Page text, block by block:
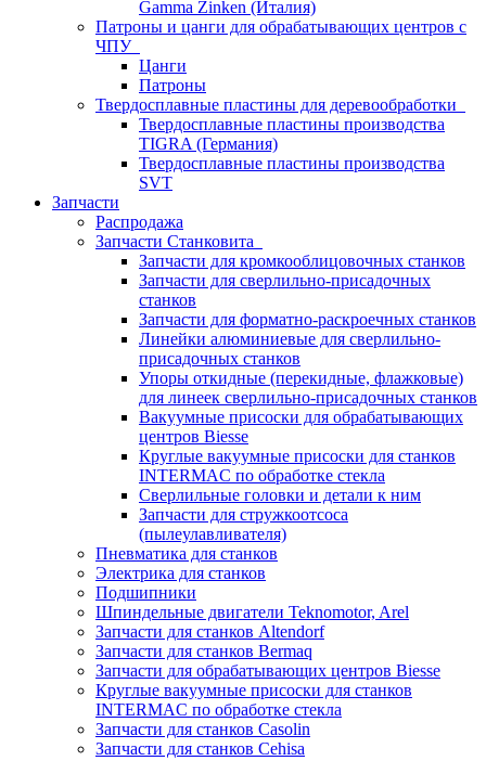
Gamma Zinken (Италия)
Патроны и цанги для обрабатывающих центров с
ЧПУ
Цанги
Патроны
Твердосплавные пластины для деревообработки
Твердосплавные пластины производства
TIGRA (Германия)
Твердосплавные пластины производства
SVT
Запчасти
Распродажа
Запчасти Станковита
Запчасти для кромкооблицовочных станков
Запчасти для сверлильно-присадочных
станков
Запчасти для форматно-раскроечных станков
Линейки алюминиевые для сверлильно-
присадочных станков
Упоры откидные (перекидные, флажковые)
для линеек сверлильно-присадочных станков
Вакуумные присоски для обрабатывающих
центров Biesse
Круглые вакуумные присоски для станков
INTERMAC по обработке стекла
Сверлильные головки и детали к ним
Запчасти для стружкоотсоса
(пылеулавливателя)
Пневматика для станков
Электрика для станков
Подшипники
Шпиндельные двигатели Teknomotor, Arel
Запчасти для станков Altendorf
Запчасти для станков Bermaq
Запчасти для обрабатывающих центров Biesse
Круглые вакуумные присоски для станков
INTERMAC по обработке стекла
Запчасти для станков Casolin
Запчасти для станков Cehisa